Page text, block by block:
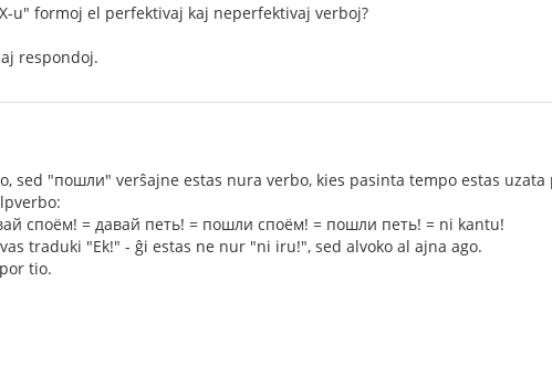
u" formoj el perfektivaj kaj neperfektivaj verboj?
respondoj.
sed "пошли" verŝajne estas nura verbo, kies pasinta tempo estas
споём! = давай петь! = пошли споём! = пошли петь! = ni kantu!
traduki "Ek!" - ĝi estas ne nur "ni iru!", sed alvoko al ajna ago.
tio.